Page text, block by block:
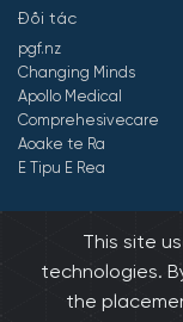
Đối tác
pgf.nz
Changing Minds
Apollo Medical
Comprehesivecare
Aoake te Ra
E Tipu E Rea
This site
technologies.
the